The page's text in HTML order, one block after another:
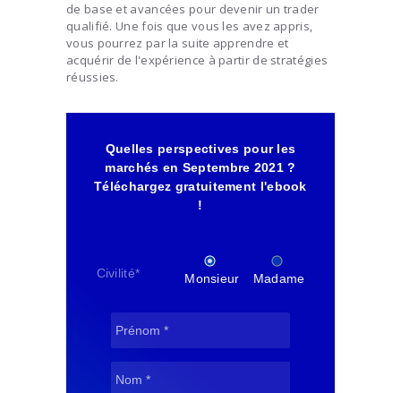
de base et avancées pour devenir un trader
qualifié. Une fois que vous les avez appris,
vous pourrez par la suite apprendre et
acquérir de l'expérience à partir de stratégies
réussies.
Quelles perspectives pour les
marchés en Septembre 2021 ?
Téléchargez gratuitement l'ebook
!
Civilité* Monsieur Madame